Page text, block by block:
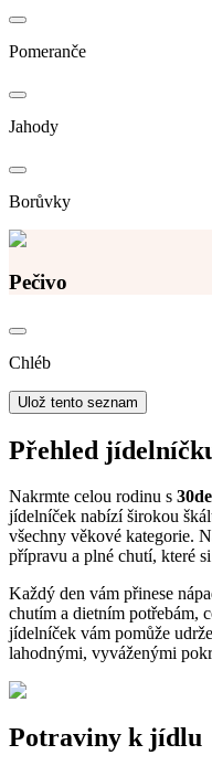
Pomeranče
Jahody
Borůvky
Pečivo
Chléb
Ulož tento seznam
Přehled
Nakrmte celou rodinu s
jídelníček nabízí širokou
všechny věkové kategorie.
přípravu a plné chutí, které
Každý den vám přinese
chutím a dietním potřebám,
jídelníček vám pomůže
lahodnými, vyváženými
Potraviny k jídlu